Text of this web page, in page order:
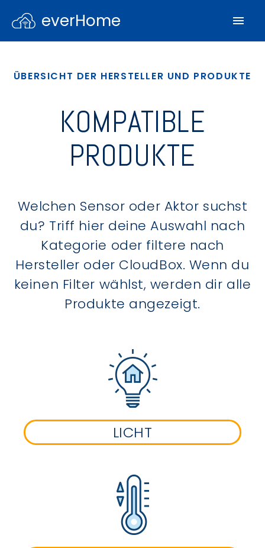
everHome
ÜBERSICHT DER HERSTELLER UND PRODUKTE
KOMPATIBLE
PRODUKTE
Welchen Sensor oder Aktor suchst
du? Triff hier deine Auswahl nach
Kategorie oder filtere nach
Hersteller oder CloudBox. Wenn du
keinen Filter wählst, werden dir alle
Produkte angezeigt.
LICHT